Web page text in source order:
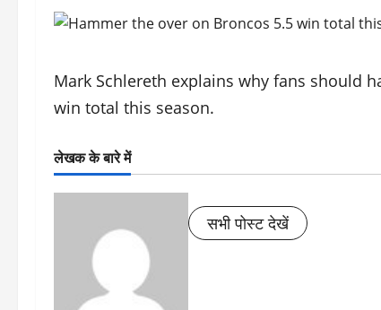
Mark Schlereth explains why fans should
win total this season.
लेखक के बारे में
सभी पोस्ट देखें